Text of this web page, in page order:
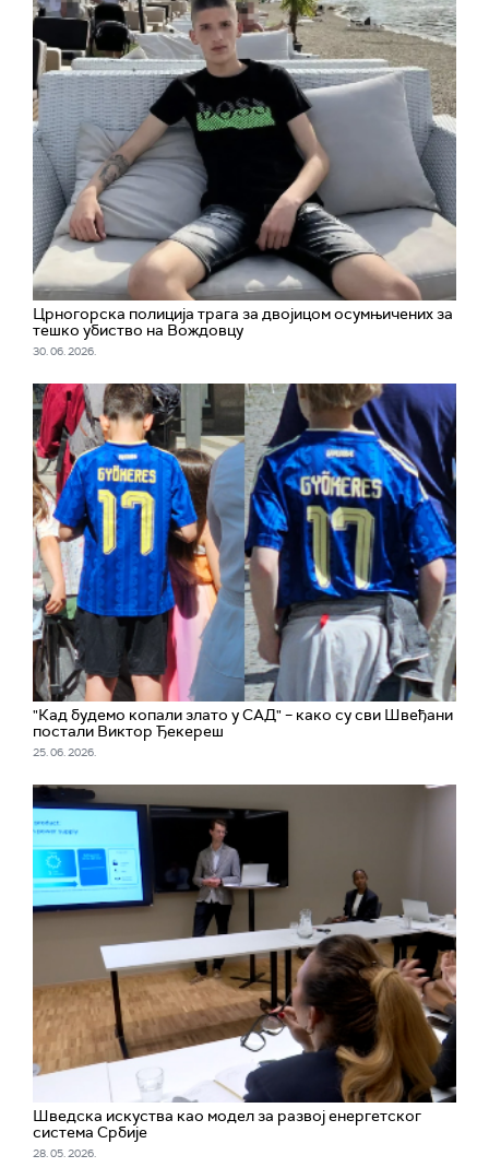
Црногорска полиција трага за двојицом осумњичених за
тешко убиство на Вождовцу
30. 06. 2026.
"Кад будемо копали злато у САД" – како су сви Швеђани
постали Виктор Ђекереш
25. 06. 2026.
Шведска искуства као модел за развој енергетског
система Србије
28. 05. 2026.